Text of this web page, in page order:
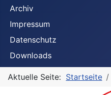
Archiv
Impressum
Datenschutz
Downloads
Aktuelle Seite: Startseite